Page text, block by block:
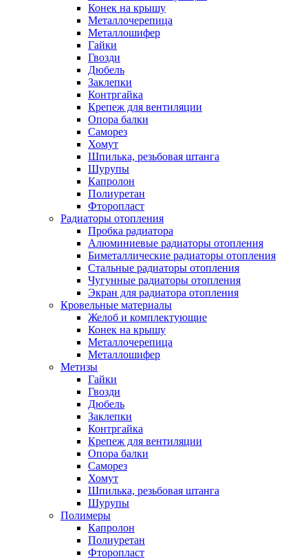
Конек на крышу
Металлочерепица
Металлошифер
Гайки
Гвозди
Дюбель
Заклепки
Контргайка
Крепеж для вентиляции
Опора балки
Саморез
Хомут
Шпилька, резьбовая штанга
Шурупы
Капролон
Полиуретан
Фторопласт
Радиаторы отопления
Пробка радиатора
Алюминиевые радиаторы отопления
Биметаллические радиаторы отопления
Стальные радиаторы отопления
Чугунные радиаторы отопления
Экран для радиатора отопления
Кровельные материалы
Желоб и комплектующие
Конек на крышу
Металлочерепица
Металлошифер
Метизы
Гайки
Гвозди
Дюбель
Заклепки
Контргайка
Крепеж для вентиляции
Опора балки
Саморез
Хомут
Шпилька, резьбовая штанга
Шурупы
Полимеры
Капролон
Полиуретан
Фторопласт